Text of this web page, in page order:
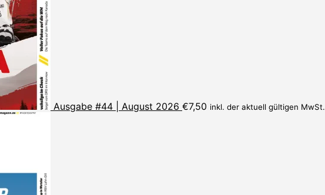
Ausgabe #44 | August 2026 €7,50 inkl. der aktuell gültigen MwSt.